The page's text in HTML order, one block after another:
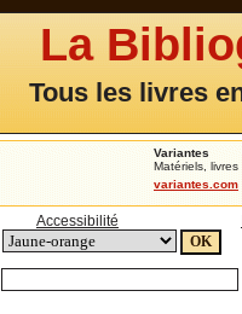
La
Tous les livres
Variantes
Matériels,
variantes.com
Accessibilité